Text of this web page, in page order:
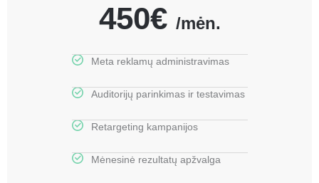
450€ /mėn.
Meta reklamų administravimas
Auditorijų parinkimas ir testavimas
Retargeting kampanijos
Mėnesinė rezultatų apžvalga